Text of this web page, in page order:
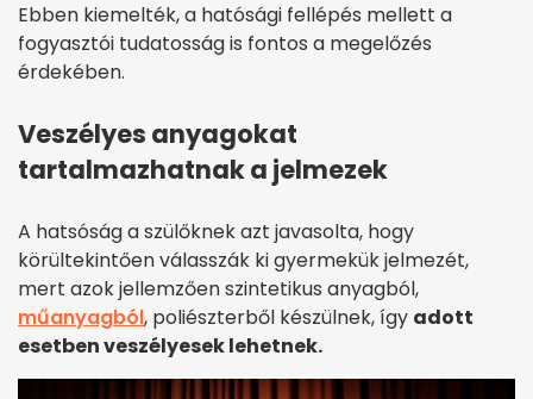
Ebben kiemelték, a hatósági fellépés mellett a
fogyasztói tudatosság is fontos a megelőzés
érdekében.
Veszélyes anyagokat
tartalmazhatnak a jelmezek
A hatsóság a szülőknek azt javasolta, hogy
körültekintően válasszák ki gyermekük jelmezét,
mert azok jellemzően szintetikus anyagból,
műanyagból, poliészterből készülnek, így adott
esetben veszélyesek lehetnek.